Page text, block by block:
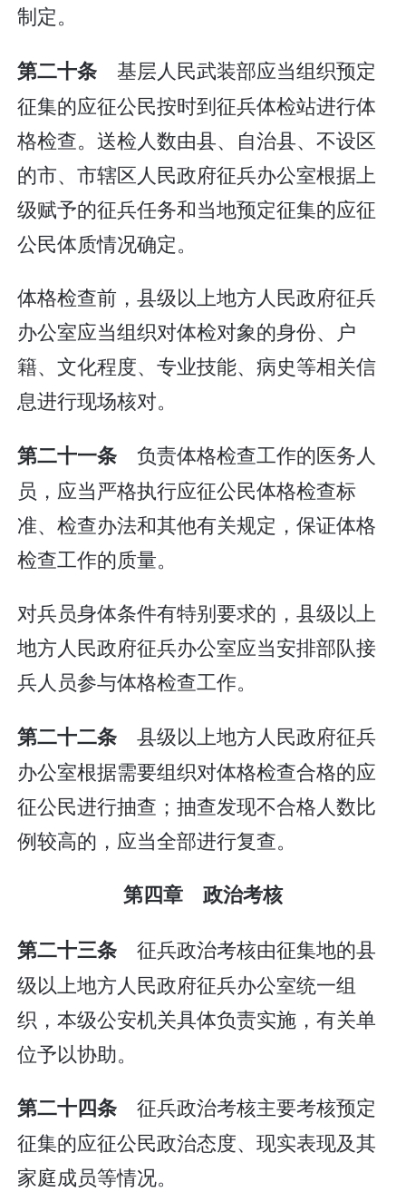
制定。
第二十条 基层人民武装部应当组织预定
征集的应征公民按时到征兵体检站进行体
格检查。送检人数由县、自治县、不设区
的市、市辖区人民政府征兵办公室根据上
级赋予的征兵任务和当地预定征集的应征
公民体质情况确定。
体格检查前，县级以上地方人民政府征兵
办公室应当组织对体检对象的身份、户
籍、文化程度、专业技能、病史等相关信
息进行现场核对。
第二十一条 负责体格检查工作的医务人
员，应当严格执行应征公民体格检查标
准、检查办法和其他有关规定，保证体格
检查工作的质量。
对兵员身体条件有特别要求的，县级以上
地方人民政府征兵办公室应当安排部队接
兵人员参与体格检查工作。
第二十二条 县级以上地方人民政府征兵
办公室根据需要组织对体格检查合格的应
征公民进行抽查；抽查发现不合格人数比
例较高的，应当全部进行复查。
第四章 政治考核
第二十三条 征兵政治考核由征集地的县
级以上地方人民政府征兵办公室统一组
织，本级公安机关具体负责实施，有关单
位予以协助。
第二十四条 征兵政治考核主要考核预定
征集的应征公民政治态度、现实表现及其
家庭成员等情况。